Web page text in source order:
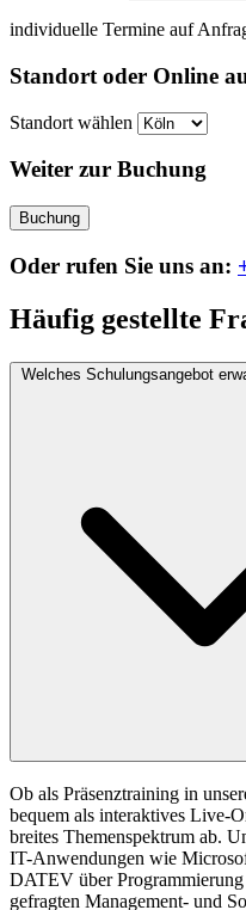
individuelle Termine auf
Standort oder Online
Standort wählen
Weiter zur Buchung
Buchung
Oder rufen Sie uns an:
Häufig gestellte
Welches Schulungsangebot
Ob als Präsenztraining in
bequem als interaktives Live-
breites Themenspektrum ab.
IT-Anwendungen wie
DATEV über
gefragten Management- und